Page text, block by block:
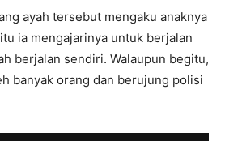
ayah tersebut mengaku anaknya
ia mengajarinya untuk berjalan
berjalan sendiri. Walaupun begitu,
banyak orang dan berujung polisi